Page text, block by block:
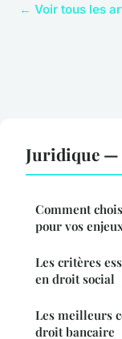
← Voir tous les
Juridique —
Comment
pour vos
Les critères
en droit social
Les meilleurs
droit bancaire